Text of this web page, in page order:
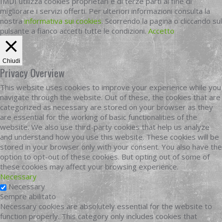
migliorare i servizi offerti. Per ulteriori informazioni consulta la
nostrainformativa sui cookies. Scorrendo la pagina o cliccando sul
pulsante a fianco accetti tutte le condizioni. Accetto
Chiudi
Privacy Overview
This website uses cookies to improve your experience while you
navigate through the website. Out of these, the cookies that are
categorized as necessary are stored on your browser as they
are essential for the working of basic functionalities of the
website. We also use third-party cookies that help us analyze
and understand how you use this website. These cookies will be
stored in your browser only with your consent. You also have the
option to opt-out of these cookies. But opting out of some of
these cookies may affect your browsing experience.
Necessary
Necessary
Sempre abilitato
Necessary cookies are absolutely essential for the website to
function properly. This category only includes cookies that